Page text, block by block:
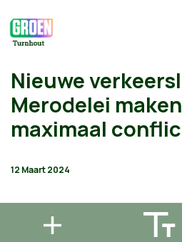
Nieuwe
Merodelei
maximaal
12 Maart 2024